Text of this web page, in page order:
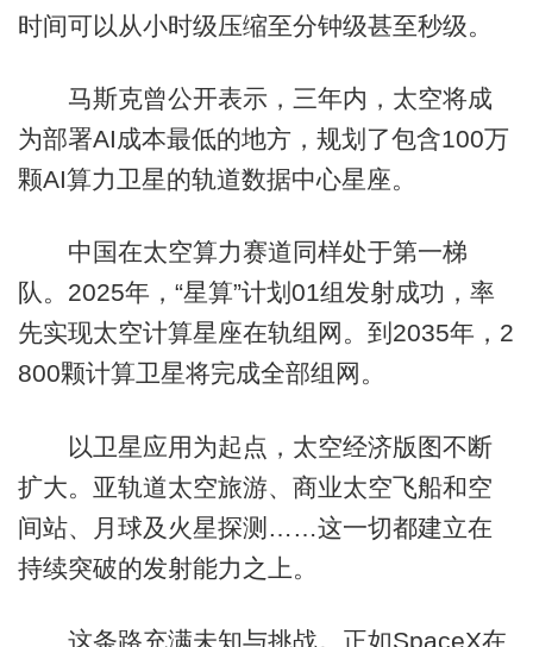
时间可以从小时级压缩至分钟级甚至秒级。
马斯克曾公开表示，三年内，太空将成
为部署AI成本最低的地方，规划了包含100万
颗AI算力卫星的轨道数据中心星座。
中国在太空算力赛道同样处于第一梯
队。2025年，“星算”计划01组发射成功，率
先实现太空计算星座在轨组网。到2035年，2
800颗计算卫星将完成全部组网。
以卫星应用为起点，太空经济版图不断
扩大。亚轨道太空旅游、商业太空飞船和空
间站、月球及火星探测……这一切都建立在
持续突破的发射能力之上。
这条路充满未知与挑战。正如SpaceX在